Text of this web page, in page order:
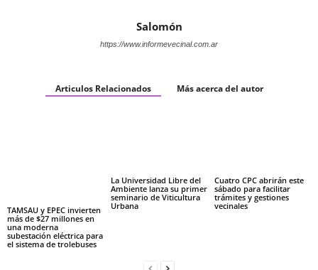
Salomón
https://www.informevecinal.com.ar
Articulos Relacionados Más acerca del autor
TAMSAU y EPEC invierten
más de $27 millones en
una moderna
subestación eléctrica para
el sistema de trolebuses
La Universidad Libre del
Ambiente lanza su primer
seminario de Viticultura
Urbana
Cuatro CPC abrirán este
sábado para facilitar
trámites y gestiones
vecinales